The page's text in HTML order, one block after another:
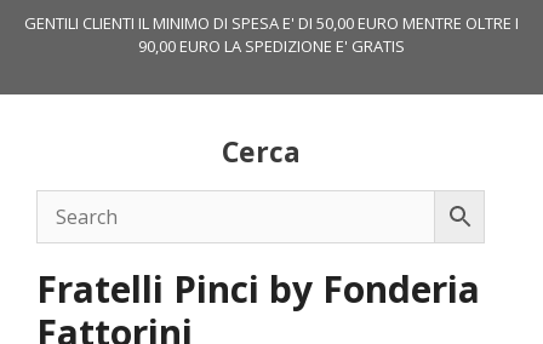
GENTILI CLIENTI IL MINIMO DI SPESA E' DI 50,00 EURO MENTRE OLTRE I
90,00 EURO LA SPEDIZIONE E' GRATIS
Cerca
Fratelli Pinci by Fonderia
Fattorini